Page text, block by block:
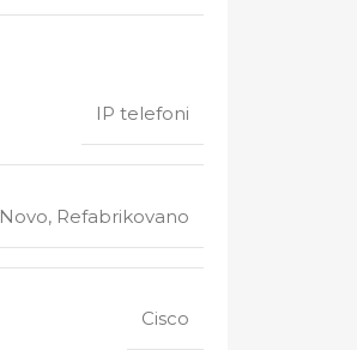
IP telefoni
Novo, Refabrikovano
Cisco